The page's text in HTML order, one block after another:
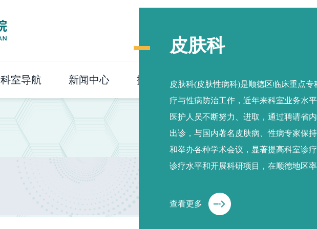
科室导航 新闻中心 护理园地 健康科普 党群工作
皮肤科
皮肤科(皮肤性病科)是顺德区临床重点
疗与性病防治工作，近年来科室业务水
医护人员不断努力、进取，通过聘请省
出诊，与国内著名皮肤病、性病专家保
和举办各种学术会议，显著提高科室诊
诊疗水平和开展科研项目，在顺德地区
新技术、新项目，通过临床实践，取得
患者的好评，通过近年来的不断提高，
查看更多